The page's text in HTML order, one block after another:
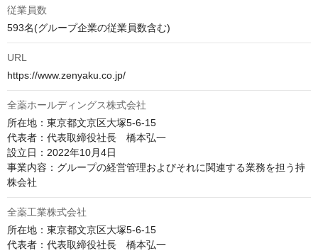
従業員数
593名(グループ企業の従業員数含む)
URL
https://www.zenyaku.co.jp/
全薬ホールディングス株式会社
所在地：東京都文京区大塚5-6-15
代表者：代表取締役社長　橋本弘一
設立日：2022年10月4日
事業内容：グループの経営管理およびそれに関連する業務を担う持
株会社
全薬工業株式会社
所在地：東京都文京区大塚5-6-15
代表者：代表取締役社長　橋本弘一